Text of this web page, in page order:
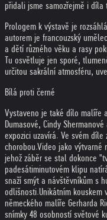
přidali jsme samozřejmě i díla
Prologem k výstavě je
autorem je francouzský
a dětí různého věku a rasy
Tu osvětluje jen sporé,
určitou sakrální atmosféru,
Bílá proti černé
Vystaveno je také dílo malíře
Dumasové, Cindy
expozici uzavírá. Ve svém díle
chorobou.Video jako výtvarné
jehož záběr se stal dokonce
padesátiminutovém klipu
snaží smýt a návštěvníkům s
odlišnosti.Unikátním kouskem
německého malíře Gerharda
snímky 48 osobností světové